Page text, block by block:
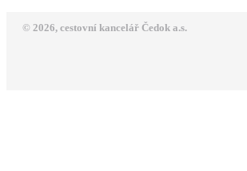
© 2026, cestovní kancelář Čedok a.s.